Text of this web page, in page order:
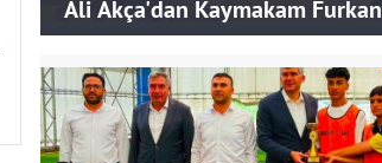
Ali Akça'dan Kaymakam Furkan
Korkusuz'a Ziyaret